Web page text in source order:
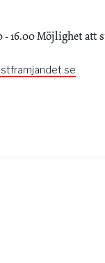
- 16.00 Möjlighet att